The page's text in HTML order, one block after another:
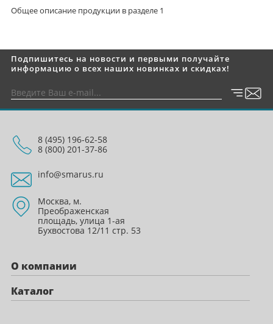
Общее описание продукции в разделе 1
Подпишитесь на новости и первыми получайте
информацию о всех наших новинках и скидках!
8 (495) 196-62-58
8 (800) 201-37-86
info@smarus.ru
Москва, м.
Преображенская
площадь, улица 1-ая
Бухвостова 12/11 стр. 53
О компании
Каталог